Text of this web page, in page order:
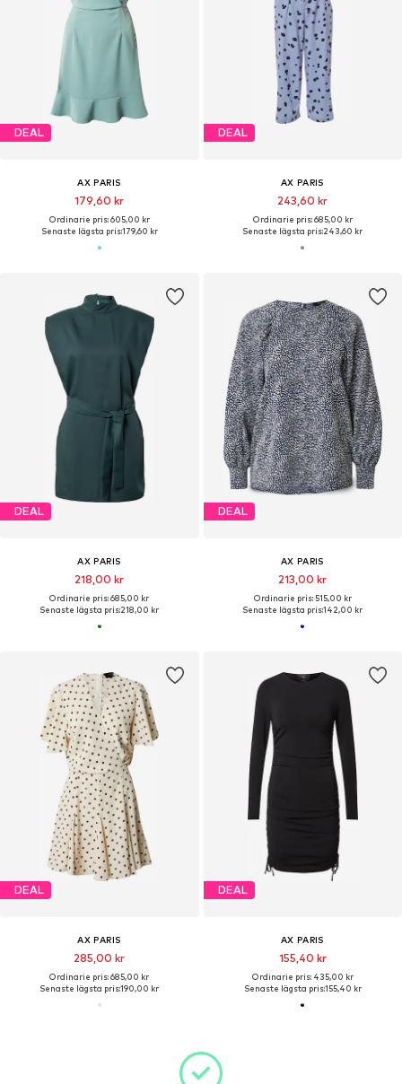
DEAL
AX PARIS
179,60 kr
Ordinarie pris: 605,00 kr
Senaste lägsta pris:179,60 kr
DEAL
AX PARIS
243,60 kr
Ordinarie pris: 685,00 kr
Senaste lägsta pris:243,60 kr
DEAL
AX PARIS
218,00 kr
Ordinarie pris: 685,00 kr
Senaste lägsta pris:218,00 kr
DEAL
AX PARIS
213,00 kr
Ordinarie pris: 515,00 kr
Senaste lägsta pris:142,00 kr
DEAL
AX PARIS
285,00 kr
Ordinarie pris: 685,00 kr
Senaste lägsta pris:190,00 kr
DEAL
AX PARIS
155,40 kr
Ordinarie pris: 435,00 kr
Senaste lägsta pris:155,40 kr